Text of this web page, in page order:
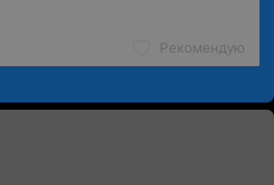
Рекомендую